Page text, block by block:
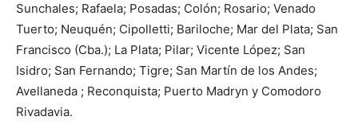
Sunchales; Rafaela; Posadas; Colón; Rosario; Venado
Tuerto; Neuquén; Cipolletti; Bariloche; Mar del Plata; San
Francisco (Cba.); La Plata; Pilar; Vicente López; San
Isidro; San Fernando; Tigre; San Martín de los Andes;
Avellaneda ; Reconquista; Puerto Madryn y Comodoro
Rivadavia.